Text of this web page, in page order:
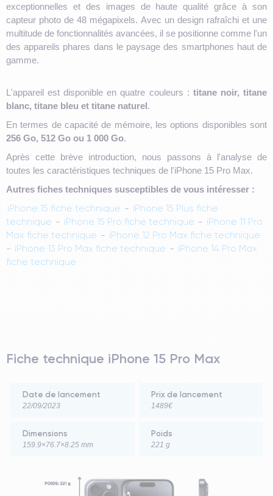
exceptionnelles et des images de haute qualité grâce à son
capteur photo de 48 mégapixels. Avec un design rafraîchi et une
multitude de fonctionnalités avancées, il se positionne comme l'un
des appareils phares dans le paysage des smartphones haut de
gamme.
L'appareil est disponible en quatre couleurs : titane noir, titane
blanc, titane bleu et titane naturel.
En termes de capacité de mémoire, les options disponibles sont
256 Go, 512 Go ou 1 000 Go.
Après cette brève introduction, nous passons à l'analyse de
toutes les caractéristiques techniques de l'iPhone 15 Pro Max.
Autres fiches techniques susceptibles de vous intéresser :
iPhone 15 fiche technique - iPhone 15 Plus fiche
technique - iPhone 15 Pro fiche technique - iPhone 11 Pro
Max fiche technique - iPhone 12 Pro Max fiche technique
- iPhone 13 Pro Max fiche technique - iPhone 14 Pro Max
fiche technique
Fiche technique iPhone 15 Pro Max
Date de lancement
22/09/2023
Prix de lancement
1489€
Dimensions
159.9×76.7×8.25 mm
Poids
221 g